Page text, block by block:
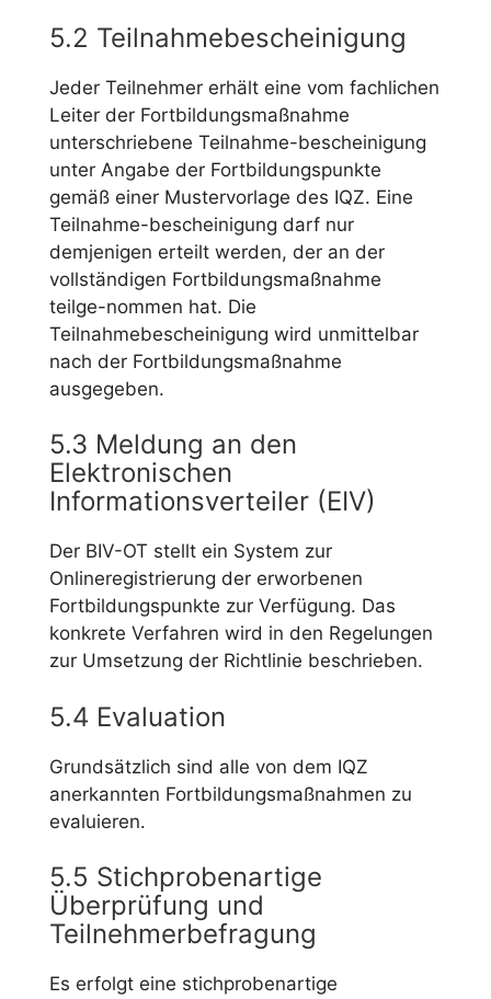
5.2 Teilnahmebescheinigung
Jeder Teilnehmer erhält eine vom fachlichen
Leiter der Fortbildungsmaßnahme
unterschriebene Teilnahme-bescheinigung
unter Angabe der Fortbildungspunkte
gemäß einer Mustervorlage des IQZ. Eine
Teilnahme-bescheinigung darf nur
demjenigen erteilt werden, der an der
vollständigen Fortbildungsmaßnahme
teilge-nommen hat. Die
Teilnahmebescheinigung wird unmittelbar
nach der Fortbildungsmaßnahme
ausgegeben.
5.3 Meldung an den
Elektronischen
Informationsverteiler (EIV)
Der BIV-OT stellt ein System zur
Onlineregistrierung der erworbenen
Fortbildungspunkte zur Verfügung. Das
konkrete Verfahren wird in den Regelungen
zur Umsetzung der Richtlinie beschrieben.
5.4 Evaluation
Grundsätzlich sind alle von dem IQZ
anerkannten Fortbildungsmaßnahmen zu
evaluieren.
5.5 Stichprobenartige
Überprüfung und
Teilnehmerbefragung
Es erfolgt eine stichprobenartige